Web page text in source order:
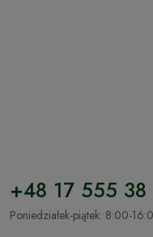
+48 17 555 38
Poniedziałek-piątek: 8:00-